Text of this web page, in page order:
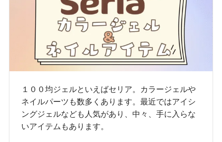
１００均ジェルといえばセリア。カラージェルや
ネイルパーツも数多くあります。最近ではアイシ
ングジェルなども人気があり、中々、手に入らな
いアイテムもあります。